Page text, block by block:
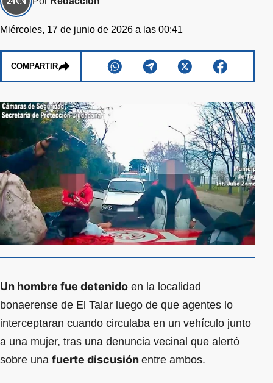
Miércoles, 17 de junio de 2026 a las 00:41
COMPARTIR
Un hombre fue detenido en la localidad
bonaerense de El Talar luego de que agentes lo
interceptaran cuando circulaba en un vehículo junto
a una mujer, tras una denuncia vecinal que alertó
sobre una fuerte discusión entre ambos.